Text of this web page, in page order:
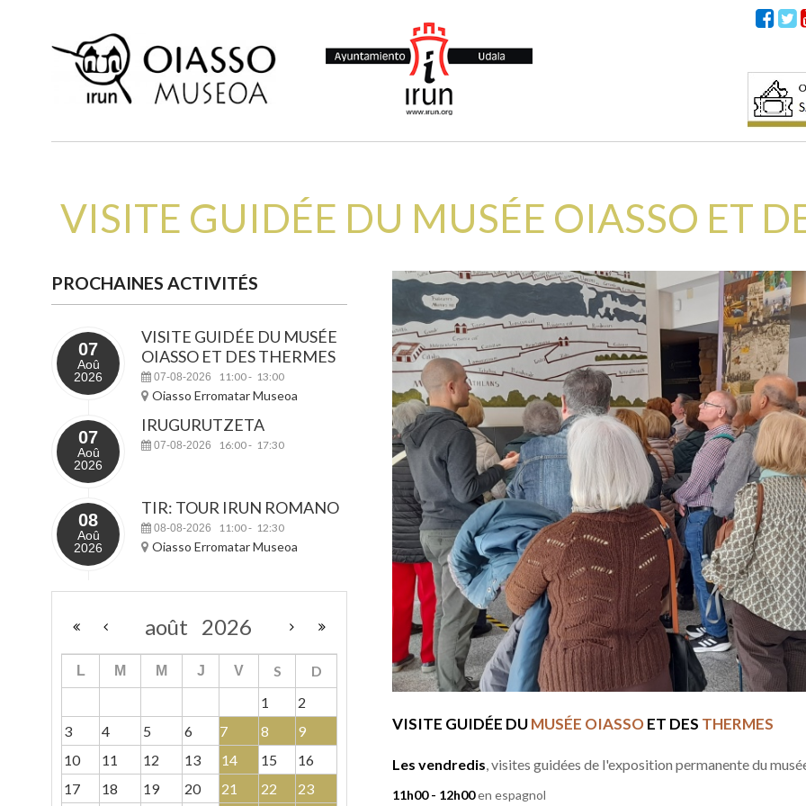
VISITE GUIDÉE DU MUSÉE OIASSO ET
VISITE GUIDÉE DUMUSÉE OIASSOET DES THERMES
Les vendredis , visites guidées de l'exposition permanente du
11h00 - 12h00en espagnol
PROCHAINES ACTIVITÉS
07
Aoû
2026
VISITE GUIDÉE DU MUSÉE
OIASSO ET DES THERMES
07-08-2026 11:00- 13:00
Oiasso Erromatar Museoa
07
Aoû
2026
IRUGURUTZETA
07-08-2026 16:00- 17:30
08
Aoû
2026
TIR: TOUR IRUN ROMANO
08-08-2026 11:00- 12:30
Oiasso Erromatar Museoa
août 2026
L M M J V S
D
1
2
3
4 5 6 7 8
9
10
11 12 13 14 15
16
17
18 19 20 21 22 23